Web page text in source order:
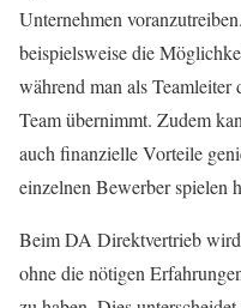
Unternehmen
beispielsweise die
während man als
Team übernimmt. Zudem
auch finanzielle Vorteile
einzelnen Bewerber spielen
Beim DA Direktvertrieb wird
ohne die nötigen